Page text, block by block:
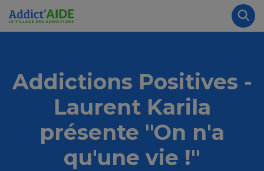
Aller au contenu principal
Addictions Positives -
Laurent Karila
présente "On n'a
qu'une vie !"
Panneau de gestion des cookies